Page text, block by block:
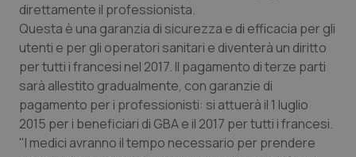
direttamente il professionista.
Questa è una garanzia di sicurezza e di efficacia per gli
utenti e per gli operatori sanitari e diventerà un diritto
per tutti i francesi nel 2017. Il pagamento di terze parti
sarà allestito gradualmente, con garanzie di
pagamento per i professionisti: si attuerà il 1 luglio
2015 per i beneficiari di GBA e il 2017 per tutti i francesi.
"I medici avranno il tempo necessario per prendere